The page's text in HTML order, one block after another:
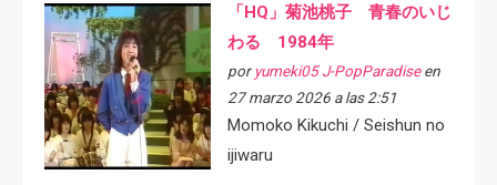
「HQ」菊池桃子 青春のいじ
わる 1984年
por yumeki05 J-PopParadiseen
27 marzo 2026 a las 2:51
Momoko Kikuchi / Seishun no
ijiwaru